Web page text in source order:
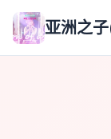
亚洲之